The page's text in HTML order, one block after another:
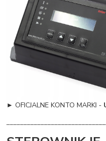
►OFICJALNE KONTO MARKI -